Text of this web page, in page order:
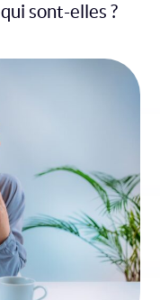
sont-elles ?